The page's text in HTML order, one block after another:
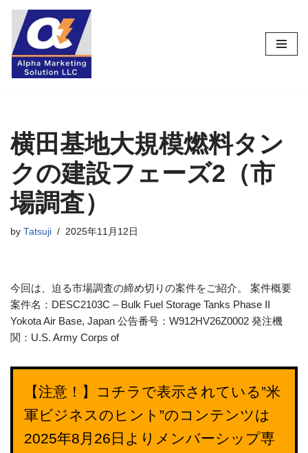
コ
ン
テ
ス
キ
ッ
プ
横田基地大規模燃料タン
クの建設フェーズ2（市
場調査）
by Tatsuji 2025年11月12日
今回は、迫る市場調査の締め切りの案件をご紹介。 案件概要
案件名：DESC2103C – Bulk Fuel Storage Tanks Phase II
Yokota Air Base, Japan 公告番号：W912HV26Z0002 発注機
関：U.S. Army Corps of
【注意！】コチラで表示されている”米
軍ビジネスのヒント”のコンテンツは
2025年8月26日よりメンバーシップ専